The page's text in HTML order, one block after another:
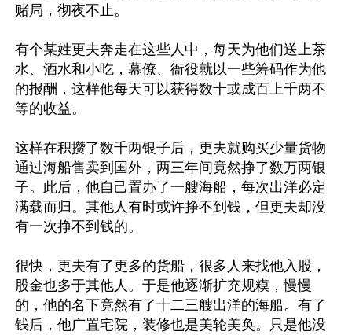
赌局，彻夜不止。
有个某姓更夫奔走在这些人中，每天为他们送上茶
水、酒水和小吃，幕僚、衙役就以一些筹码作为他
的报酬，这样他每天可以获得数十或成百上千两不
等的收益。
这样在积攒了数千两银子后，更夫就购买少量货物
通过海船售卖到国外，两三年间竟然挣了数万两银
子。此后，他自己置办了一艘海船，每次出洋必定
满载而归。其他人有时或许挣不到钱，但更夫却没
有一次挣不到钱的。
很快，更夫有了更多的货船，很多人来找他入股，
股金也多于其他人。于是他逐渐扩充规糢，慢慢
的，他的名下竟然有了十二三艘出洋的海船。有了
钱后，他广置宅院，装修也是美轮美奂。只是他没